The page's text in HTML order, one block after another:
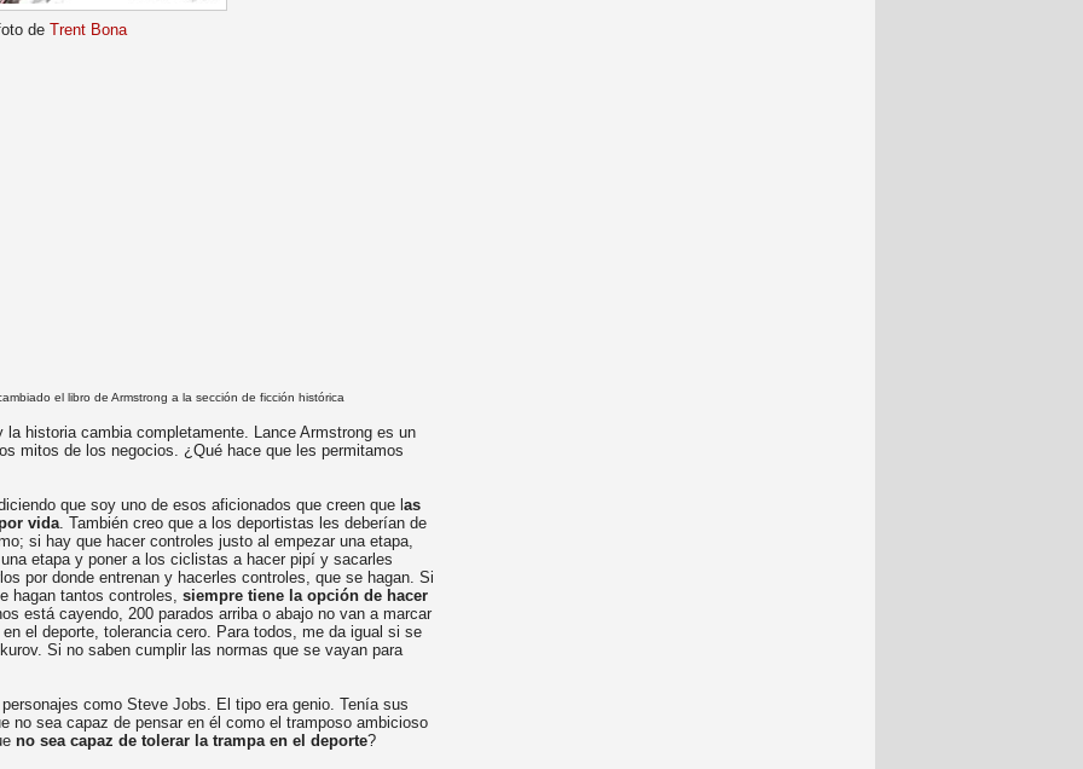
de Trent Bona
el libro de Armstrong a la sección de ficción histórica
historia cambia completamente. Lance Armstrong es un
mitos de los negocios. ¿Qué hace que les permitamos
que soy uno de esos aficionados que creen que l as
vida. También creo que a los deportistas les deberían de
si hay que hacer controles justo al empezar una etapa,
etapa y poner a los ciclistas a hacer pipí y sacarles
por donde entrenan y hacerles controles, que se hagan. Si
hagan tantos controles, siempre tiene la opción de hacer
está cayendo, 200 parados arriba o abajo no van a marcar
el deporte, tolerancia cero. Para todos, me da igual si se
Si no saben cumplir las normas que se vayan para
como Steve Jobs. El tipo era genio. Tenía sus
no sea capaz de pensar en él como el tramposo ambicioso
no sea capaz de tolerar la trampa en el deporte?